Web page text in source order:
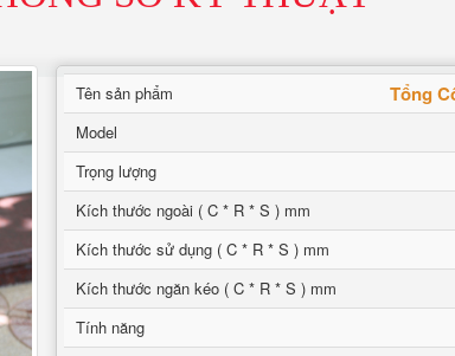
Tên sản phẩm Tổng
Model
Trọng lượng
Kích thước ngoài ( C * R * S ) mm
Kích thước sử dụng ( C * R * S ) mm
Kích thước ngăn kéo ( C * R * S ) mm
Tính năng